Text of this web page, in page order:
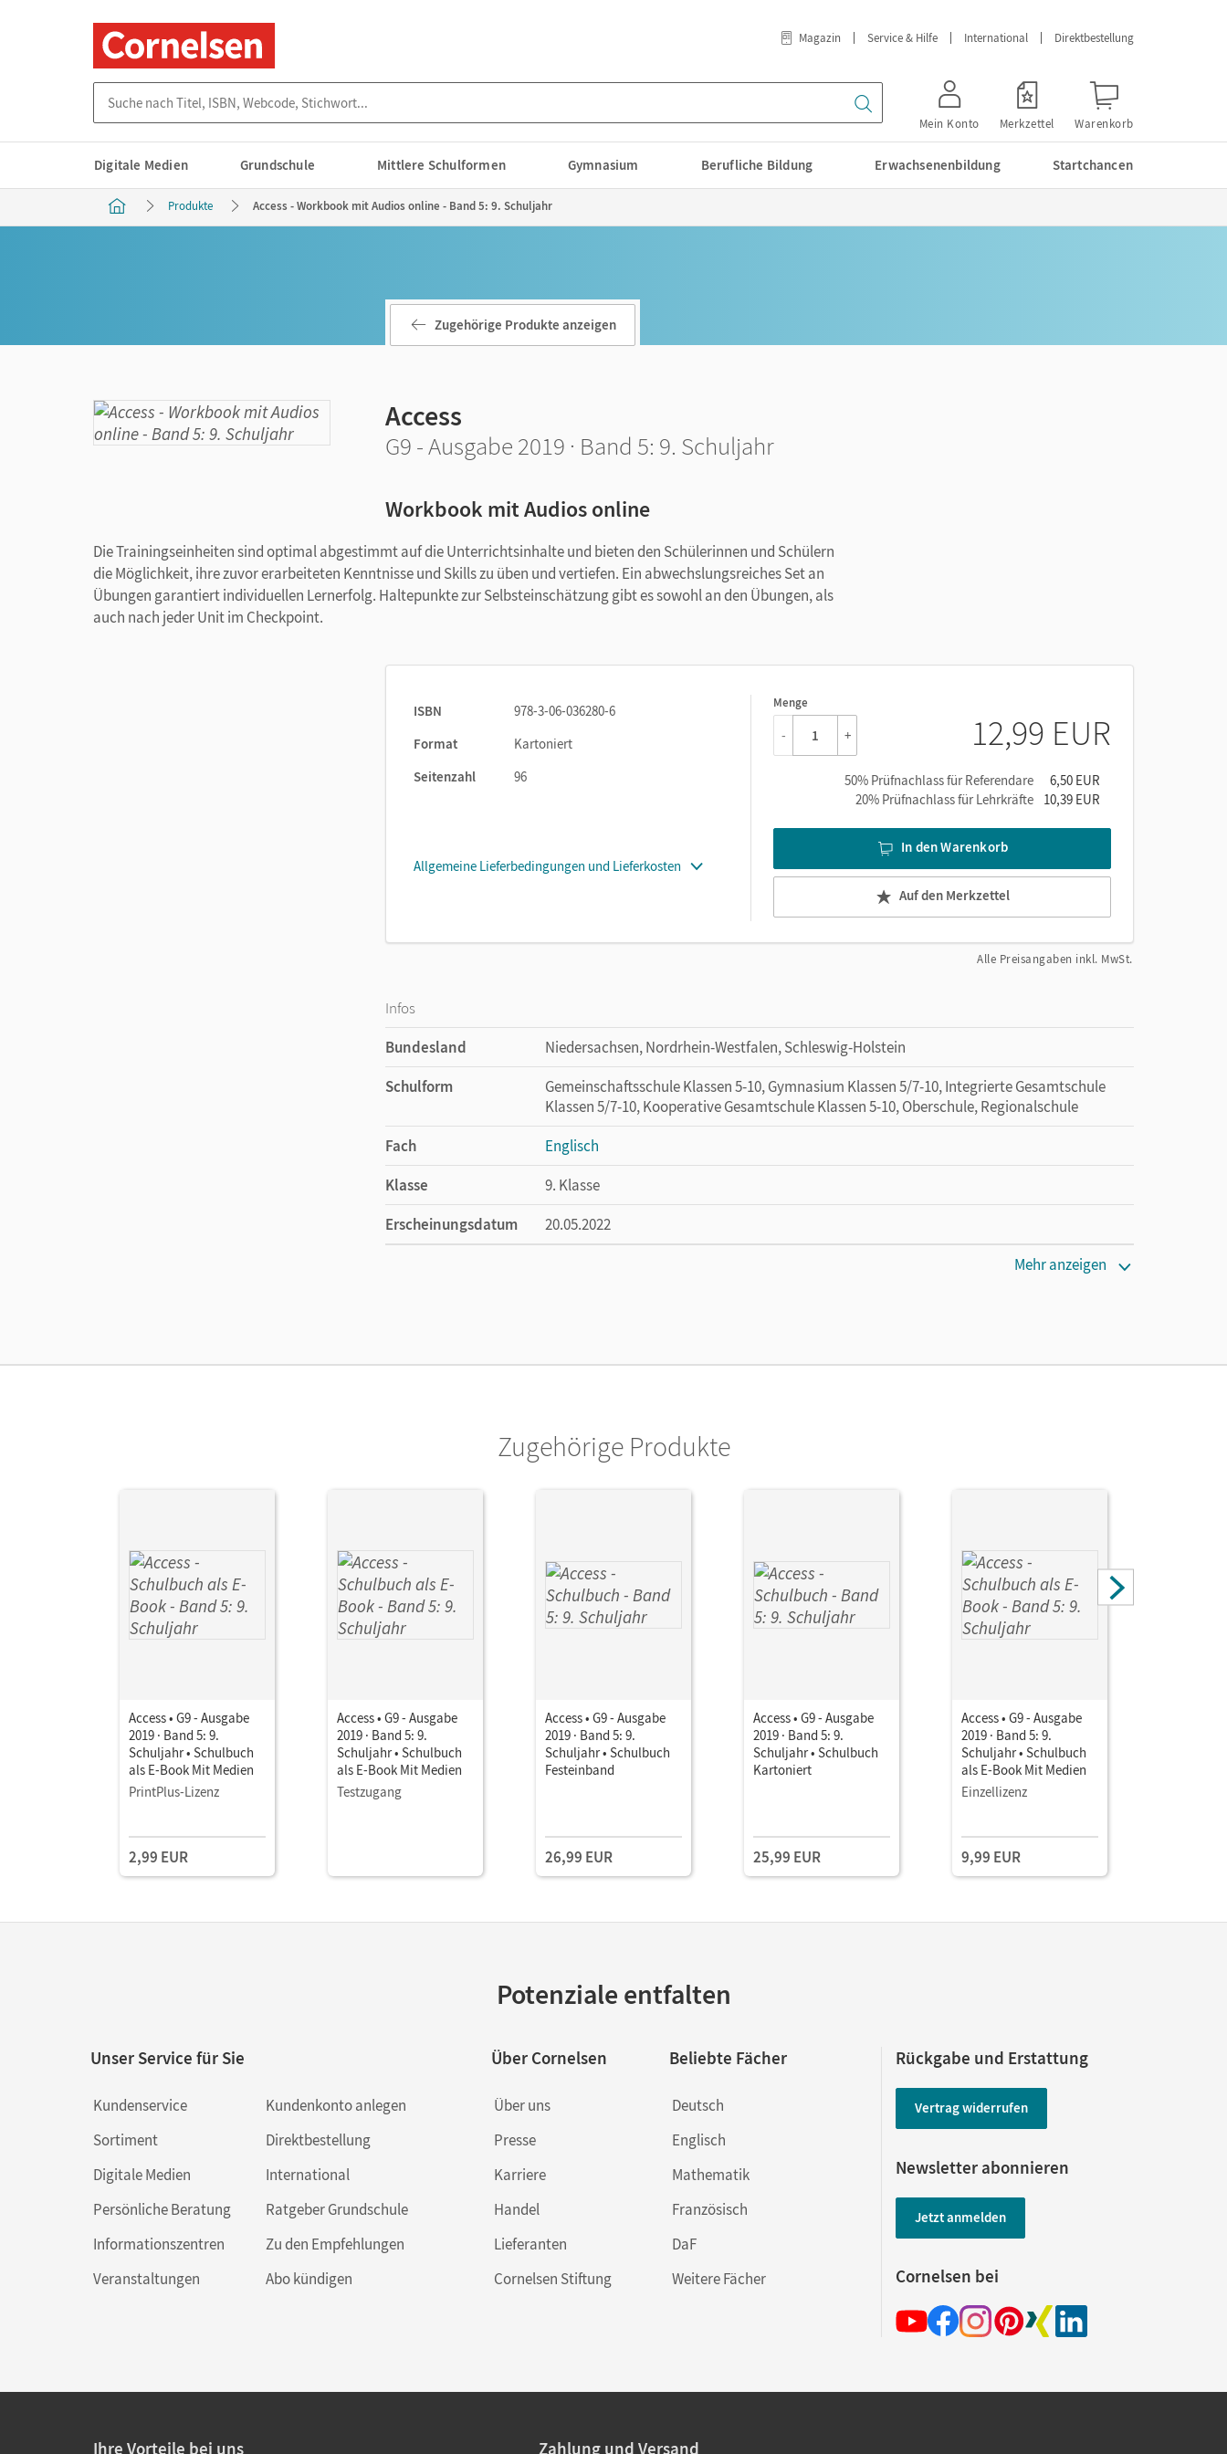
Magazin Service & Hilfe International Direktbestellung
Mein Konto Merkzettel Warenkorb
Digitale Medien Grundschule Mittlere Schulformen Gymnasium Berufliche Bildung Erwachsenenbildung Startchancen
Produkte Access - Workbook mit Audios online - Band 5: 9. Schuljahr
Zugehörige Produkte anzeigen
Access
G9 - Ausgabe 2019 · Band 5: 9. Schuljahr
Workbook mit Audios online
Die Trainingseinheiten sind optimal abgestimmt auf die Unterrichtsinhalte und bieten den Schülerinnen und Schülern
die Möglichkeit, ihre zuvor erarbeiteten Kenntnisse und Skills zu üben und vertiefen. Ein abwechslungsreiches Set an
Übungen garantiert individuellen Lernerfolg. Haltepunkte zur Selbsteinschätzung gibt es sowohl an den Übungen, als
auch nach jeder Unit im Checkpoint.
ISBN
978-3-06-036280-6
Format
Kartoniert
Seitenzahl
96
Allgemeine Lieferbedingungen und Lieferkosten
Menge
1
- + 12,99 EUR
50% Prüfnachlass für Referendare
6,50 EUR
20% Prüfnachlass für Lehrkräfte
10,39 EUR
In den Warenkorb
Auf den Merkzettel
Alle Preisangaben inkl. MwSt.
Infos
Bundesland
Niedersachsen, Nordrhein-Westfalen, Schleswig-Holstein
Schulform
Gemeinschaftsschule Klassen 5-10, Gymnasium Klassen 5/7-10, Integrierte Gesamtschule
Klassen 5/7-10, Kooperative Gesamtschule Klassen 5-10, Oberschule, Regionalschule
Fach
Englisch
Klasse
9. Klasse
Erscheinungsdatum
20.05.2022
Mehr anzeigen
Zugehörige Produkte
Access • G9 - Ausgabe
2019 · Band 5: 9.
Schuljahr • Schulbuch
als E-Book Mit Medien
PrintPlus-Lizenz
2,99 EUR
Access • G9 - Ausgabe
2019 · Band 5: 9.
Schuljahr • Schulbuch
als E-Book Mit Medien
Testzugang
Access • G9 - Ausgabe
2019 · Band 5: 9.
Schuljahr • Schulbuch
Festeinband
26,99 EUR
Access • G9 - Ausgabe
2019 · Band 5: 9.
Schuljahr • Schulbuch
Kartoniert
25,99 EUR
Access • G9 - Ausgabe
2019 · Band 5: 9.
Schuljahr • Schulbuch
als E-Book Mit Medien
Einzellizenz
9,99 EUR
Potenziale entfalten
Unser Service für Sie
Kundenservice
Sortiment
Digitale Medien
Persönliche Beratung
Informationszentren
Veranstaltungen
Kundenkonto anlegen
Direktbestellung
International
Ratgeber Grundschule
Zu den Empfehlungen
Abo kündigen
Über Cornelsen
Über uns
Presse
Karriere
Handel
Lieferanten
Cornelsen Stiftung
Beliebte Fächer
Deutsch
Englisch
Mathematik
Französisch
DaF
Weitere Fächer
Rückgabe und Erstattung
Vertrag widerrufen
Newsletter abonnieren
Jetzt anmelden
Cornelsen bei
Ihre Vorteile bei uns Zahlung und Versand